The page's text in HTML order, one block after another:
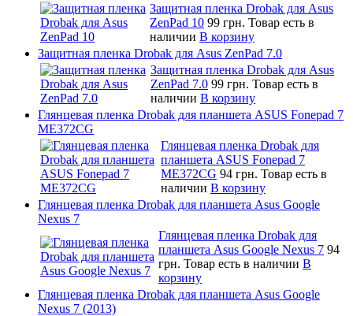
Защитная пленка Drobak для Asus
ZenPad 10 99 грн. Товар есть в
наличии В корзину
Защитная пленка Drobak для Asus ZenPad 7.0
Защитная пленка Drobak для Asus
ZenPad 7.0 99 грн. Товар есть в
наличии В корзину
Глянцевая пленка Drobak для планшета ASUS Fonepad 7
ME372CG
Глянцевая пленка Drobak для
планшета ASUS Fonepad 7
ME372CG 94 грн. Товар есть в
наличии В корзину
Глянцевая пленка Drobak для планшета Asus Google
Nexus 7
Глянцевая пленка Drobak для
планшета Asus Google Nexus 7 94
грн. Товар есть в наличии В
корзину
Глянцевая пленка Drobak для планшета Asus Google
Nexus 7 (2013)